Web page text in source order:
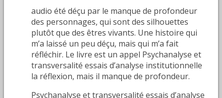
audio été déçu par le manque de profondeur
des personnages, qui sont des silhouettes
plutôt que des êtres vivants. Une histoire qui
m’a laissé un peu déçu, mais qui m’a fait
réfléchir. Le livre est un appel Psychanalyse et
transversalité essais d’analyse institutionnelle
la réflexion, mais il manque de profondeur.
Psychanalyse et transversalité essais d’analyse